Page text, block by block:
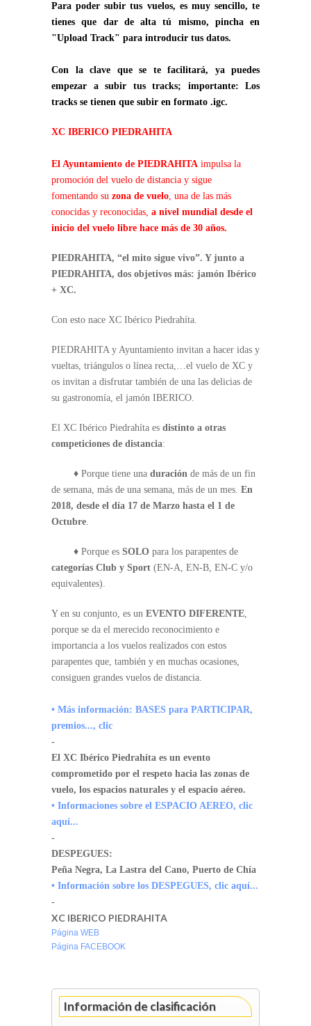
Para poder subir tus vuelos, es muy sencillo, te
tienes que dar de alta tú mismo, pincha en
"Upload Track" para introducir tus datos.
Con la clave que se te facilitará, ya puedes
empezar a subir tus tracks; importante: Los
tracks se tienen que subir en formato .igc.
XC IBERICO PIEDRAHITA
El Ayuntamiento de PIEDRAHITA impulsa la
promoción del vuelo de distancia y sigue
fomentando su zona de vuelo, una de las más
conocidas y reconocidas, a nivel mundial desde el
inicio del vuelo libre hace más de 30 años.
PIEDRAHITA, “el mito sigue vivo”. Y junto a
PIEDRAHITA, dos objetivos más: jamón Ibérico
+ XC.
Con esto nace XC Ibérico Piedrahíta.
PIEDRAHITA y Ayuntamiento invitan a hacer idas y
vueltas, triángulos o línea recta,…el vuelo de XC y
os invitan a disfrutar también de una las delicias de
su gastronomía, el jamón IBERICO.
El XC Ibérico Piedrahíta es distinto a otras
competiciones de distancia:
♦ Porque tiene una duración de más de un fin
de semana, más de una semana, más de un mes. En
2018, desde el día 17 de Marzo hasta el 1 de
Octubre.
♦ Porque es SOLO para los parapentes de
categorías Club y Sport (EN-A, EN-B, EN-C y/o
equivalentes).
Y en su conjunto, es un EVENTO DIFERENTE,
porque se da el merecido reconocimiento e
importancia a los vuelos realizados con estos
parapentes que, también y en muchas ocasiones,
consiguen grandes vuelos de distancia.
• Más información: BASES para PARTICIPAR,
premios..., clic
-
El XC Ibérico Piedrahíta es un evento
comprometido por el respeto hacia las zonas de
vuelo, los espacios naturales y el espacio aéreo.
• Informaciones sobre el ESPACIO AEREO, clic
aquí...
-
DESPEGUES:
Peña Negra, La Lastra del Cano, Puerto de Chía
• Información sobre los DESPEGUES, clic aquí...
-
XC IBERICO PIEDRAHITA
Página WEB
Página FACEBOOK
Información de clasificación